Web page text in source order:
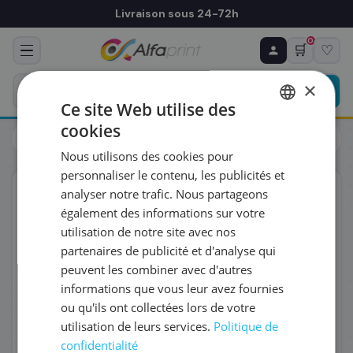
Livraison sous 24-72h
🛒
0
♡
Toners
Lexmark
ORIGINAL
♻ COMMANDE RÉCURRENTE
Prévoyez & économisez
Programmez votre prochain achat — notre équipe
vous prépare un devis personnalisé
RÉFÉRENCE DU PRODUIT
FRÉQUENCE
QUANTITÉ PAR LIVRAISON
DATE DE PREMIÈRE LIVRAISON SOUHAITÉE
×
Ce site Web utilise des
cookies
Nous utilisons des cookies pour
personnaliser le contenu, les publicités et
analyser notre trafic. Nous partageons
également des informations sur votre
utilisation de notre site avec nos
partenaires de publicité et d'analyse qui
peuvent les combiner avec d'autres
informations que vous leur avez fournies
ou qu'ils ont collectées lors de votre
utilisation de leurs services. Politique de
confidentialité